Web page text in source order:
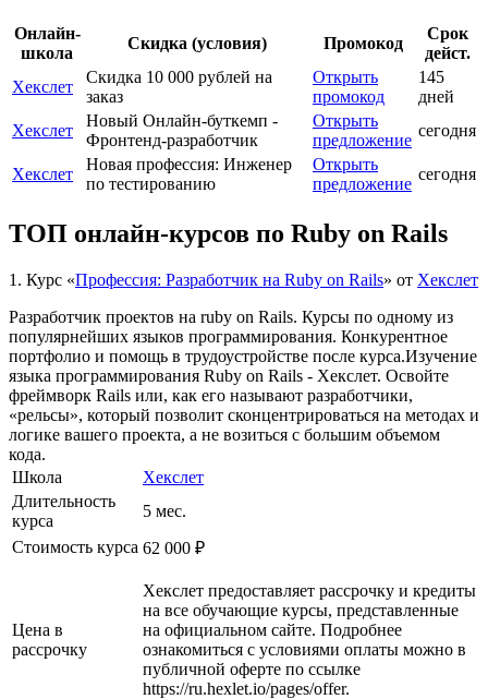
Онлайн-
школа
Скидка (условия) Промокод
Срок
дейст.
Хекслет
Скидка 10 000 рублей на
заказ
Открыть
промокод
145
дней
Хекслет
Новый Онлайн-буткемп -
Фронтенд-разработчик
Открыть
предложение
сегодня
Хекслет
Новая профессия: Инженер
по тестированию
Открыть
предложение
сегодня
ТОП онлайн-курсов по Ruby on Rails
1. Курс «Профессия: Разработчик на Ruby on Rails» от Хекслет
Разработчик проектов на ruby on Rails. Курсы по одному из
популярнейших языков программирования. Конкурентное
портфолио и помощь в трудоустройстве после курса.Изучение
языка программирования Ruby on Rails - Хекслет. Освойте
фреймворк Rails или, как его называют разработчики,
«рельсы», который позволит сконцентрироваться на методах и
логике вашего проекта, а не возиться с большим объемом
кода.
Школа
Хекслет
Длительность
курса
5 мес.
Стоимость курса 62 000 ₽
Цена в
рассрочку
Хекслет предоставляет рассрочку и кредиты
на все обучающие курсы, представленные
на официальном сайте. Подробнее
ознакомиться с условиями оплаты можно в
публичной оферте по ссылке
https://ru.hexlet.io/pages/offer.